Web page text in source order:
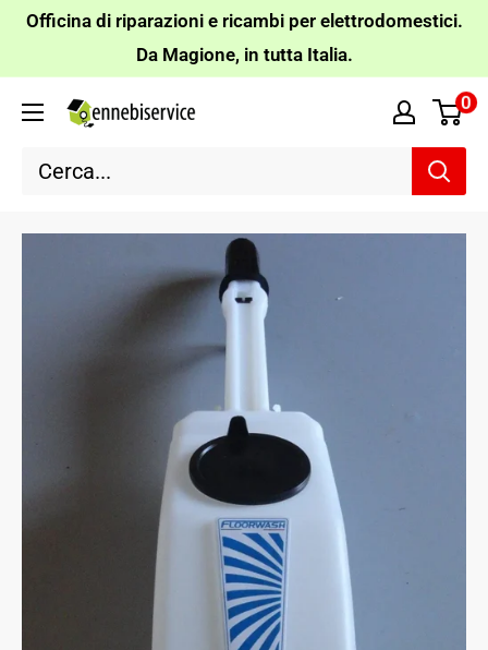
Vai
contenuto
Officina di riparazioni e ricambi per elettrodomestici.
Da Magione, in tutta Italia.
Ennebiservice 0